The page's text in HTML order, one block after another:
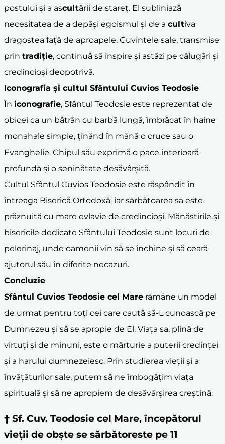
postului și a ascultării de stareț. El subliniază
necesitatea de a depăși egoismul și de a cultiva
dragostea față de aproapele. Cuvintele sale, transmise
prin tradiție, continuă să inspire și astăzi pe călugări și
credincioși deopotrivă.
Iconografia și cultul Sfântului Cuvios Teodosie
În iconografie, Sfântul Teodosie este reprezentat de
obicei ca un bătrân cu barbă lungă, îmbrăcat în haine
monahale simple, ținând în mână o cruce sau o
Evanghelie. Chipul său exprimă o pace interioară
profundă și o seninătate desăvârșită.
Cultul Sfântul Cuvios Teodosie este răspândit în
întreaga Biserică Ortodoxă, iar sărbătoarea sa este
prăznuită cu mare evlavie de credincioși. Mănăstirile și
bisericile dedicate Sfântului Teodosie sunt locuri de
pelerinaj, unde oamenii vin să se închine și să ceară
ajutorul său în diferite necazuri.
Concluzie
Sfântul Cuvios Teodosie cel Mare rămâne un model
de urmat pentru toți cei care caută să-L cunoască pe
Dumnezeu și să se apropie de El. Viața sa, plină de
virtuți și de minuni, este o mărturie a puterii credinței
și a harului dumnezeiesc. Prin studierea vieții și a
învățăturilor sale, putem să ne îmbogățim viața
spirituală și să ne apropiem de desăvârșirea creștină.
† Sf. Cuv. Teodosie cel Mare, începătorul
vieţii de obşte se sărbătoreste pe 11